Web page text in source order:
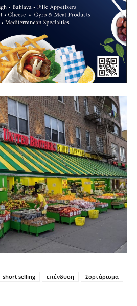
short selling επένδυση
Σορτάρισμα